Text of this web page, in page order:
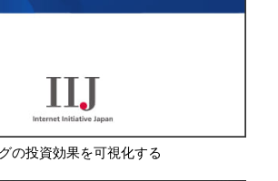
の投資効果を可視化する